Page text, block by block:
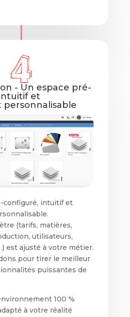
- Un espace pré-
et
configuré, intuitif et
(tarifs, matières,
utilisateurs,
est ajusté à votre métier.
pour tirer le meilleur
puissantes de
100 %
à votre réalité